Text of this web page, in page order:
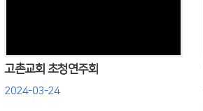
고촌교회 초청연주회
2024-03-24